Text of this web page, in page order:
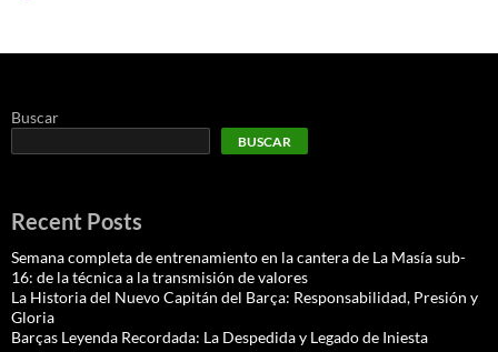
Buscar
BUSCAR
Recent Posts
Semana completa de entrenamiento en la cantera de La Masía sub-
16: de la técnica a la transmisión de valores
La Historia del Nuevo Capitán del Barça: Responsabilidad, Presión y
Gloria
Barças Leyenda Recordada: La Despedida y Legado de Iniesta